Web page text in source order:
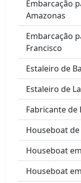
Embarcação
Amazonas
Embarcação
Francisco
Estaleiro de
Estaleiro de
Fabricante de
Houseboat
Houseboat
Houseboat